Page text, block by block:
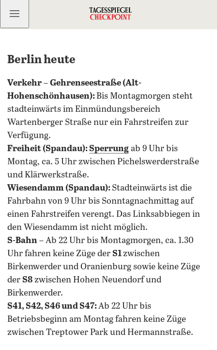
Kostenlos anmelden
Berlin heute
Verkehr – Gehrenseestraße (Alt-
Hohenschönhausen):Bis Montagmorgen steht
stadteinwärts im Einmündungsbereich
Wartenberger Straße nur ein Fahrstreifen zur
Verfügung.
Freiheit (Spandau): Sperrung ab 9 Uhr bis
Montag, ca. 5 Uhr zwischen Pichelswerderstraße
und Klärwerkstraße.
Wiesendamm (Spandau): Stadteinwärts ist die
Fahrbahn von 9 Uhr bis Sonntagnachmittag auf
einen Fahrstreifen verengt. Das Linksabbiegen in
den Wiesendamm ist nicht möglich.
S-Bahn – Ab 22 Uhr bis Montagmorgen, ca. 1.30
Uhr fahren keine Züge der S1zwischen
Birkenwerder und Oranienburg sowie keine Züge
der S8 zwischen Hohen Neuendorf und
Birkenwerder.
S41, S42, S46 und S47:Ab 22 Uhr bis
Betriebsbeginn am Montag fahren keine Züge
zwischen Treptower Park und Hermannstraße.